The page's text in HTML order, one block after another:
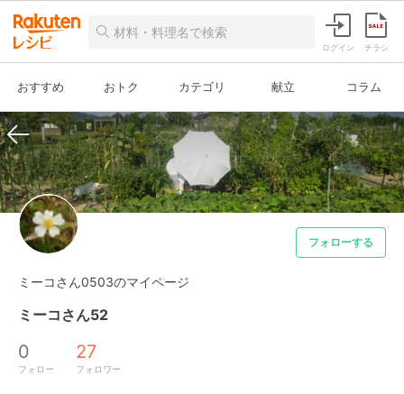
ログイン チラシ
おすすめ おトク カテゴリ 献立 コラム
フォローする
ミーコさん0503のマイページ
ミーコさん52
0
フォロー
27
フォロワー